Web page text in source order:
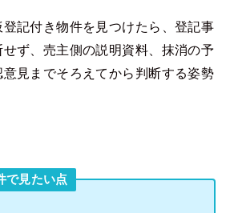
記付き物件を見つけたら、登記事
ず、売主側の説明資料、抹消の予
見までそろえてから判断する姿勢
で見たい点